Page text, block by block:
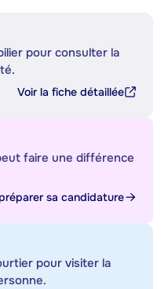
pour consulter la
Voir la fiche détaillée
faire une différence
sa candidature
pour visiter la